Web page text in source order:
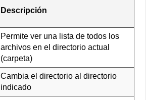
Descripción
Permite ver una lista de todos los
archivos en el directorio actual
(carpeta)
Cambia el directorio al directorio
indicado